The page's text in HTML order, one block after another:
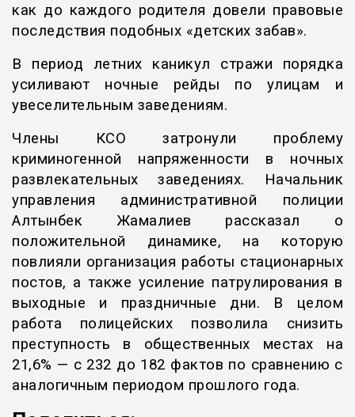
как до каждого родителя довели правовые
последствия подобных «детских забав».
В период летних каникул стражи порядка
усиливают ночные рейды по улицам и
увеселительным заведениям.
Члены КСО затронули проблему
криминогенной напряженности в ночных
развлекательных заведениях. Начальник
управления административной полиции
Алтынбек Жамалиев рассказал о
положительной динамике, на которую
повлияли организация работы стационарных
постов, а также усиление патрулирования в
выходные и праздничные дни. В целом
работа полицейских позволила снизить
преступность в общественных местах на
21,6% — с 232 до 182 фактов по сравнению с
аналогичным периодом прошлого года.